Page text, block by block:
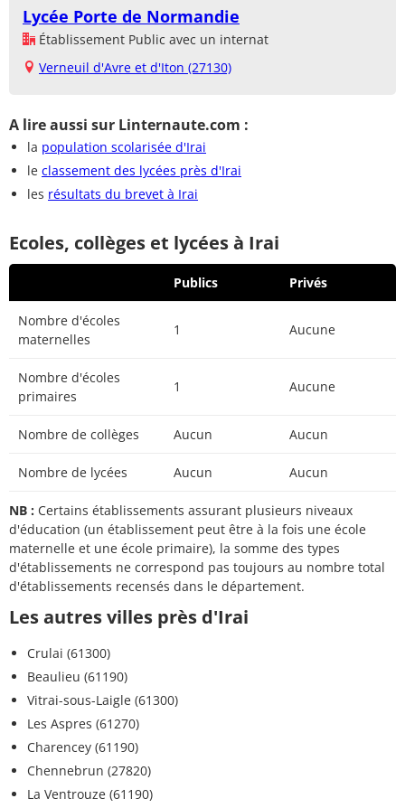
Lycée Porte de Normandie
Établissement Public avec un internat
Verneuil d'Avre et d'Iton (27130)
A lire aussi sur Linternaute.com :
la population scolarisée d'Irai
le classement des lycées près d'Irai
les résultats du brevet à Irai
Ecoles, collèges et lycées à Irai
Publics Privés
Nombre d'écoles
maternelles
1 Aucune
Nombre d'écoles
primaires
1 Aucune
Nombre de collèges Aucun Aucun
Nombre de lycées Aucun Aucun
NB : Certains établissements assurant plusieurs niveaux
d'éducation (un établissement peut être à la fois une école
maternelle et une école primaire), la somme des types
d'établissements ne correspond pas toujours au nombre total
d'établissements recensés dans le département.
Les autres villes près d'Irai
Crulai (61300)
Beaulieu (61190)
Vitrai-sous-Laigle (61300)
Les Aspres (61270)
Charencey (61190)
Chennebrun (27820)
La Ventrouze (61190)